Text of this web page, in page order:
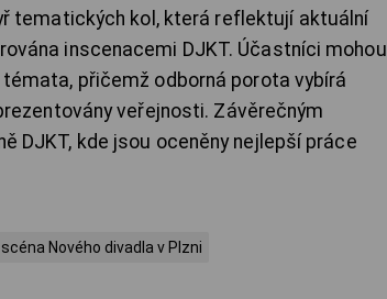
tematických kol, která reflektují aktuální
inscenacemi DJKT. Účastníci mohou
přičemž odborná porota vybírá
veřejnosti. Závěrečným
DJKT, kde jsou oceněny nejlepší práce
Nového divadla v Plzni